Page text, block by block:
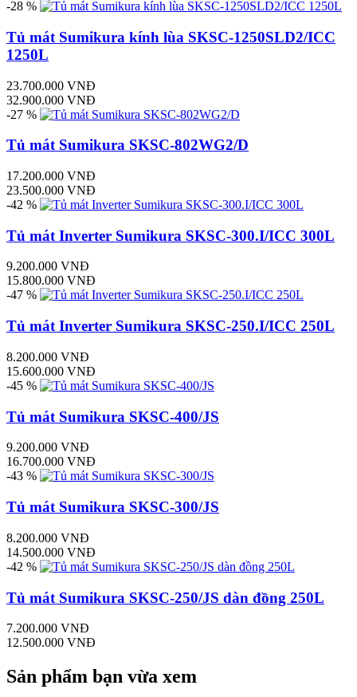
-28 %
Tủ mát Sumikura kính lùa SKSC-1250SLD2/ICC
1250L
23.700.000 VNĐ
32.900.000 VNĐ
-27 %
Tủ mát Sumikura SKSC-802WG2/D
17.200.000 VNĐ
23.500.000 VNĐ
-42 %
Tủ mát Inverter Sumikura SKSC-300.I/ICC 300L
9.200.000 VNĐ
15.800.000 VNĐ
-47 %
Tủ mát Inverter Sumikura SKSC-250.I/ICC 250L
8.200.000 VNĐ
15.600.000 VNĐ
-45 %
Tủ mát Sumikura SKSC-400/JS
9.200.000 VNĐ
16.700.000 VNĐ
-43 %
Tủ mát Sumikura SKSC-300/JS
8.200.000 VNĐ
14.500.000 VNĐ
-42 %
Tủ mát Sumikura SKSC-250/JS dàn đồng 250L
7.200.000 VNĐ
12.500.000 VNĐ
Sản phẩm bạn vừa xem